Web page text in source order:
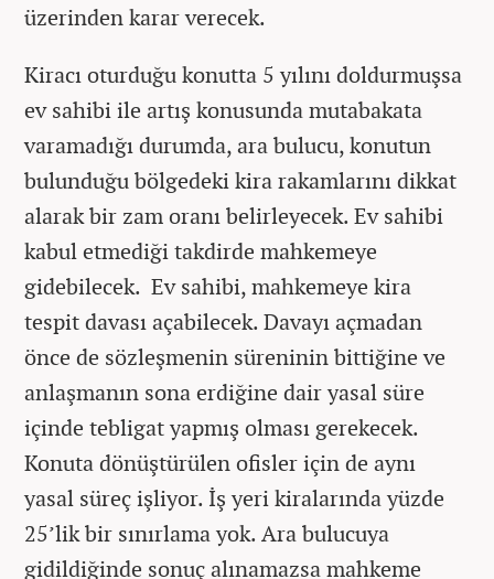
üzerinden karar verecek.
Kiracı oturduğu konutta 5 yılını doldurmuşsa
ev sahibi ile artış konusunda mutabakata
varamadığı durumda, ara bulucu, konutun
bulunduğu bölgedeki kira rakamlarını dikkat
alarak bir zam oranı belirleyecek. Ev sahibi
kabul etmediği takdirde mahkemeye
gidebilecek. Ev sahibi, mahkemeye kira
tespit davası açabilecek. Davayı açmadan
önce de sözleşmenin süreninin bittiğine ve
anlaşmanın sona erdiğine dair yasal süre
içinde tebligat yapmış olması gerekecek.
Konuta dönüştürülen ofisler için de aynı
yasal süreç işliyor. İş yeri kiralarında yüzde
25’lik bir sınırlama yok. Ara bulucuya
gidildiğinde sonuç alınamazsa mahkeme